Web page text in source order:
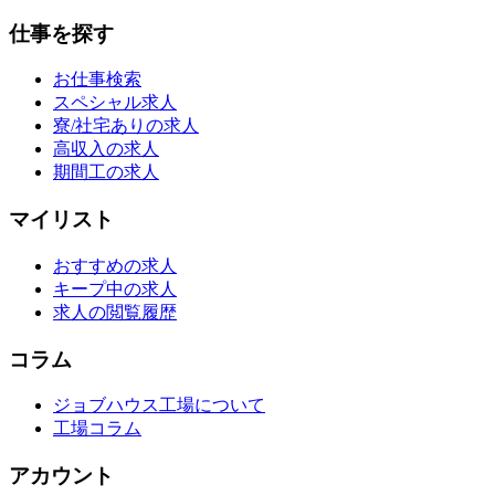
仕事を探す
お仕事検索
スペシャル求人
寮/社宅ありの求人
高収入の求人
期間工の求人
マイリスト
おすすめの求人
キープ中の求人
求人の閲覧履歴
コラム
ジョブハウス工場について
工場コラム
アカウント